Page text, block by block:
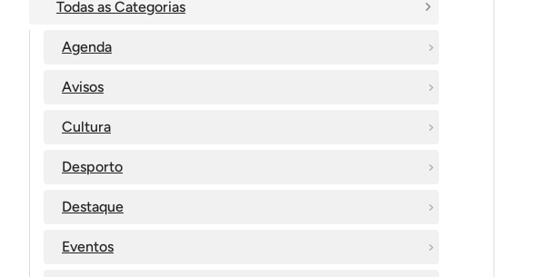
Todas as Categorias
Agenda
Avisos
Cultura
Desporto
Destaque
Eventos